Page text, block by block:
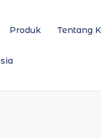
Produk Tentang